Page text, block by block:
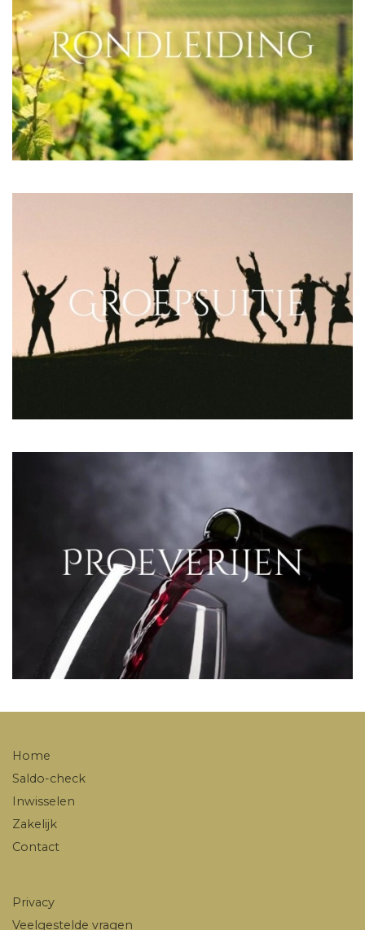
Home
Saldo-check
Inwisselen
Zakelijk
Contact
Privacy
Veelgestelde vragen